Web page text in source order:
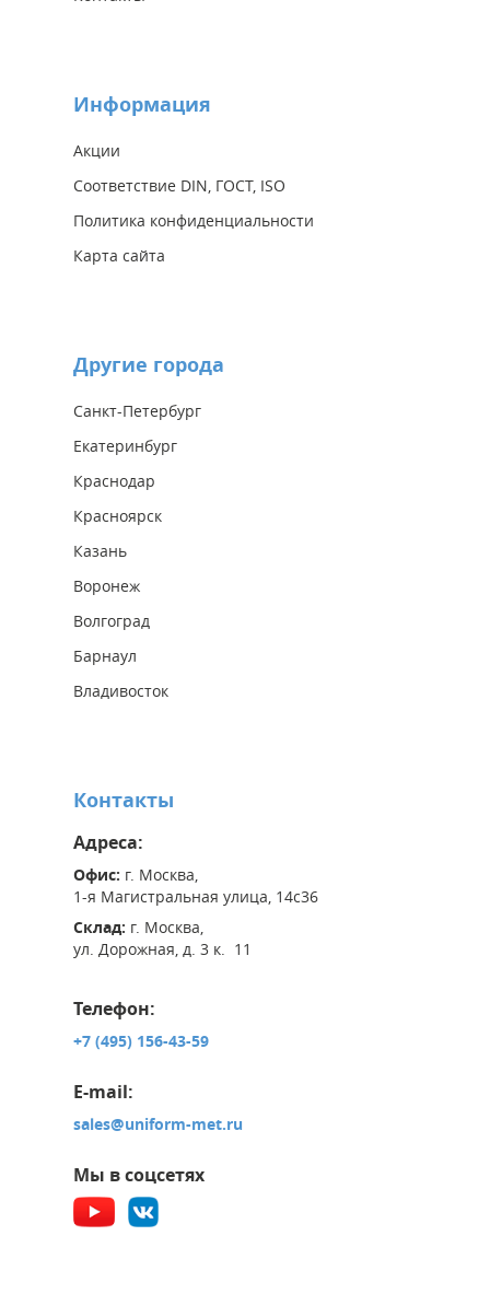
Информация
Акции
Соответствие DIN, ГОСТ, ISO
Политика конфиденциальности
Карта сайта
Другие города
Санкт-Петербург
Екатеринбург
Краснодар
Красноярск
Казань
Воронеж
Волгоград
Барнаул
Владивосток
Контакты
Адреса:
Офис: г. Москва,
1-я Магистральная улица, 14с36
Склад: г. Москва,
ул. Дорожная, д. 3 к. 11
Телефон:
+7 (495) 156-43-59
E-mail:
sales@uniform-met.ru
Мы в соцсетях